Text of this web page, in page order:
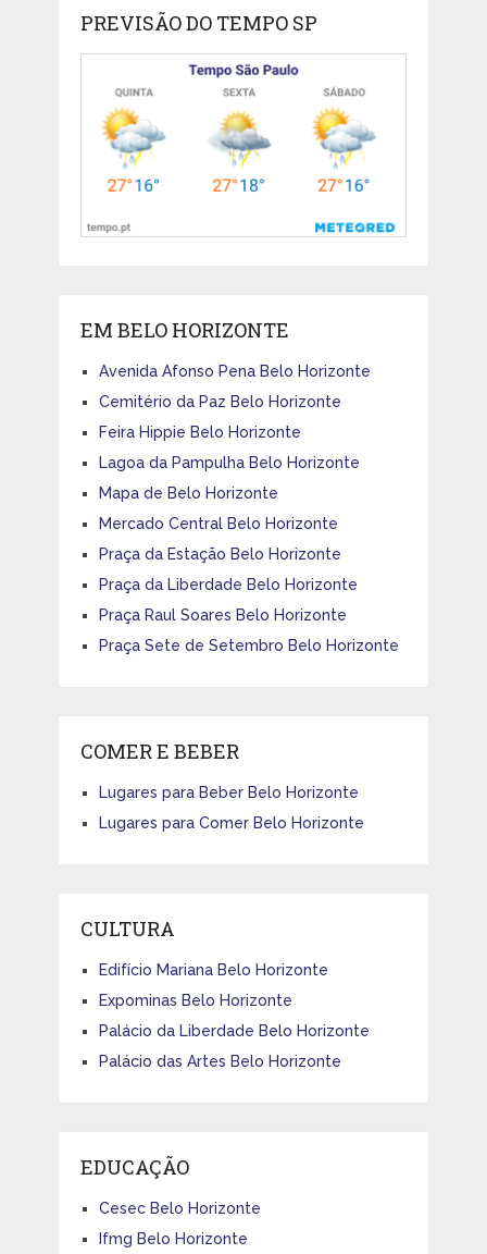
PREVISÃO DO TEMPO SP
EM BELO HORIZONTE
Avenida Afonso Pena Belo Horizonte
Cemitério da Paz Belo Horizonte
Feira Hippie Belo Horizonte
Lagoa da Pampulha Belo Horizonte
Mapa de Belo Horizonte
Mercado Central Belo Horizonte
Praça da Estação Belo Horizonte
Praça da Liberdade Belo Horizonte
Praça Raul Soares Belo Horizonte
Praça Sete de Setembro Belo Horizonte
COMER E BEBER
Lugares para Beber Belo Horizonte
Lugares para Comer Belo Horizonte
CULTURA
Edifício Mariana Belo Horizonte
Expominas Belo Horizonte
Palácio da Liberdade Belo Horizonte
Palácio das Artes Belo Horizonte
EDUCAÇÃO
Cesec Belo Horizonte
Ifmg Belo Horizonte